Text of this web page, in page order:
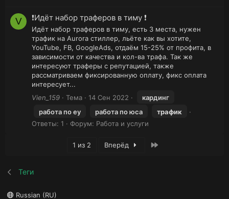
V ❗Идëт набор траферов в тиму ❗
Идёт набор траферов в тиму, есть 3 места, нужен
трафик на Aurora стиллер, льёте как вы хотите,
YouTube, FB, GoogleAds, отдаём 15-25% от профита, в
зависимости от качества и кол-ва трафа. Так же
интересуют траферы с репутацией, также
рассматриваем фиксированную оплату, фикс оплата
интересует...
Vien_159
Тема 14 Сен 2022
кардинг
работа по еу
работа по юса
трафик
Ответы: 1
Форум: Работа и услуги
1 из 2 Вперёд
Теги
Russian (RU)